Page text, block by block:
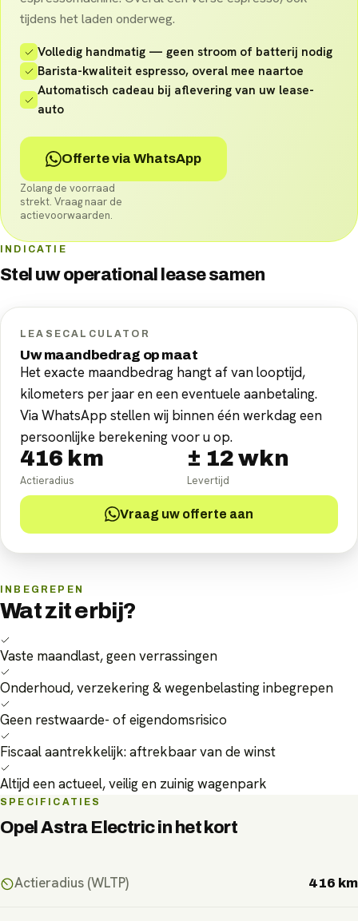
tijdens het laden onderweg.
Volledig handmatig — geen stroom of batterij nodig
Barista-kwaliteit espresso, overal mee naartoe
Automatisch cadeau bij aflevering van uw lease-
auto
Offerte via WhatsApp
Zolang de voorraad
strekt. Vraag naar de
actievoorwaarden.
INDICATIE
Stel uwoperational leasesamen
LEASECALCULATOR
Uw maandbedrag op maat
Het exacte maandbedrag hangt af van looptijd,
kilometers per jaar en een eventuele aanbetaling.
Via WhatsApp stellen wij binnen één werkdag een
persoonlijke berekening voor u op.
416 km
Actieradius
± 12 wkn
Levertijd
Vraag uw offerte aan
INBEGREPEN
Wat zit erbij?
Vaste maandlast, geen verrassingen
Onderhoud, verzekering & wegenbelasting inbegrepen
Geen restwaarde- of eigendomsrisico
Fiscaal aantrekkelijk: aftrekbaar van de winst
Altijd een actueel, veilig en zuinig wagenpark
SPECIFICATIES
Opel Astra Electricin het kort
Actieradius (WLTP) 416 km